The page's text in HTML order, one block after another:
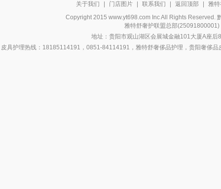
关于我们
门店图片 联系我们 返回顶部
雅
Copyright 2015 www.yt698.com Inc All Rights Reserved.
雅特舒奢护联盟总部
地址：贵阳市观山湖区会展城金融101大厦A座
皮具护理热线：18185114191，0851-84114191，雅特舒奢侈品护理，贵阳奢侈